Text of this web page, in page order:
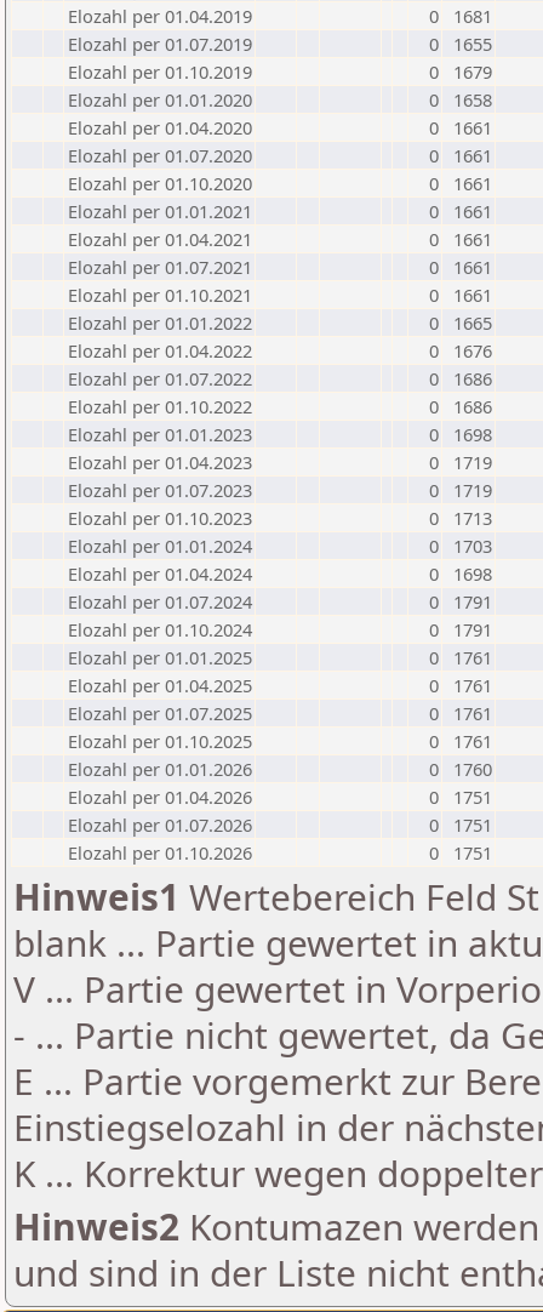
Elozahl per 01.04.2019
0
1681
Elozahl per 01.07.2019
0
1655
Elozahl per 01.10.2019
0
1679
Elozahl per 01.01.2020
0
1658
Elozahl per 01.04.2020
0
1661
Elozahl per 01.07.2020
0
1661
Elozahl per 01.10.2020
0
1661
Elozahl per 01.01.2021
0
1661
Elozahl per 01.04.2021
0
1661
Elozahl per 01.07.2021
0
1661
Elozahl per 01.10.2021
0
1661
Elozahl per 01.01.2022
0
1665
Elozahl per 01.04.2022
0
1676
Elozahl per 01.07.2022
0
1686
Elozahl per 01.10.2022
0
1686
Elozahl per 01.01.2023
0
1698
Elozahl per 01.04.2023
0
1719
Elozahl per 01.07.2023
0
1719
Elozahl per 01.10.2023
0
1713
Elozahl per 01.01.2024
0
1703
Elozahl per 01.04.2024
0
1698
Elozahl per 01.07.2024
0
1791
Elozahl per 01.10.2024
0
1791
Elozahl per 01.01.2025
0
1761
Elozahl per 01.04.2025
0
1761
Elozahl per 01.07.2025
0
1761
Elozahl per 01.10.2025
0
1761
Elozahl per 01.01.2026
0
1760
Elozahl per 01.04.2026
0
1751
Elozahl per 01.07.2026
0
1751
Elozahl per 01.10.2026
0 1751
Hinweis1 Wertebereich Feld
blank ... Partie gewertet in
V ... Partie gewertet in
- ... Partie nicht gewertet, da
E ... Partie vorgemerkt zur
Einstiegselozahl in der
K ... Korrektur wegen
Hinweis2 Kontumazen
und sind in der Liste nicht